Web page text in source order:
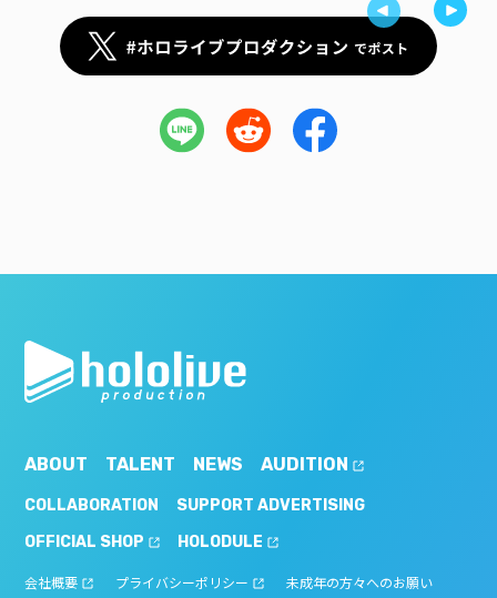
ABOUT TALENT NEWS AUDITION
COLLABORATION
SUPPORT ADVERTISING
OFFICIAL SHOP
HOLODULE
会社概要 プライバシーポリシー 未成年の方々へのお願い